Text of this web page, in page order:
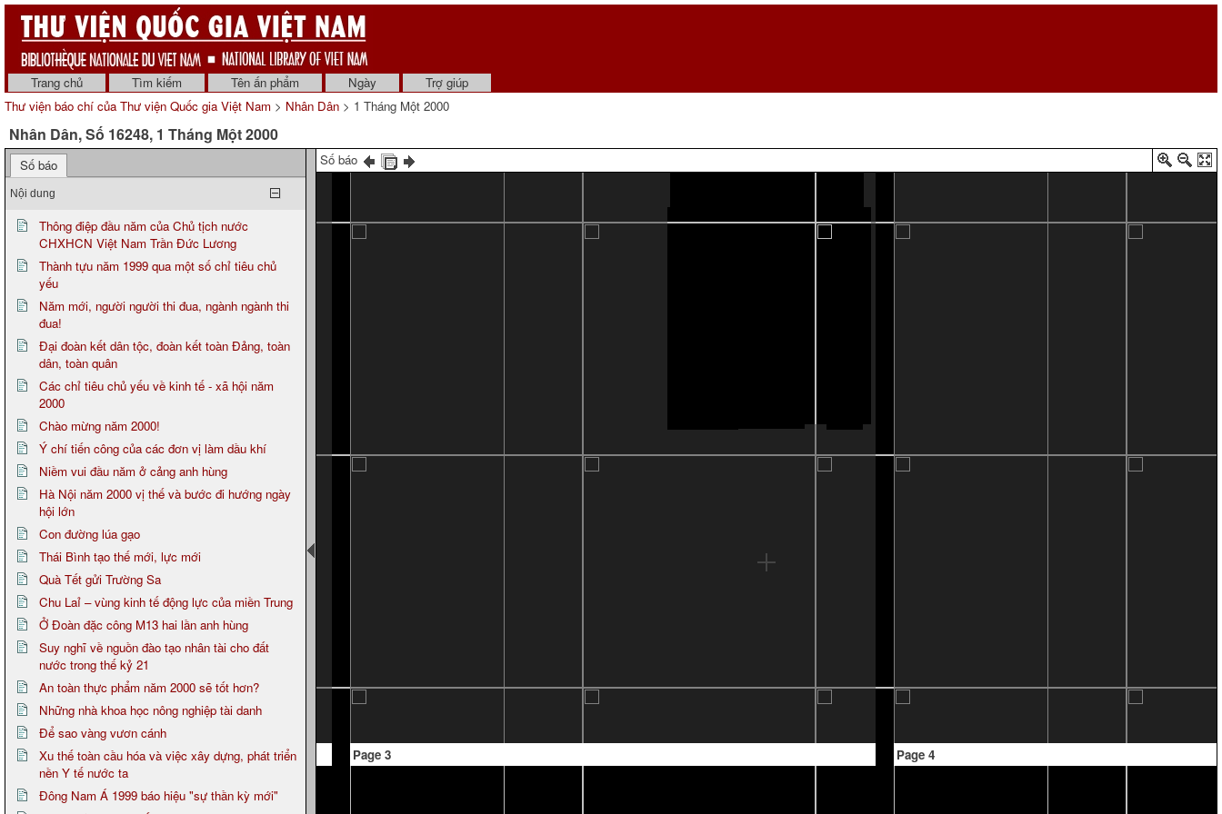
Trang chủ Tìm kiếm Tên ấn phẩm Ngày
Trợ giúp
Thư viện báo chí của Thư viện Quốc gia Việt Nam > Nhân Dân > 1 Tháng Một 2000
Nhân Dân, Số 16248, 1 Tháng Một 2000
Số báo
Nội dung
Thông điệp đầu năm của Chủ tịch nước
CHXHCN Việt Nam Trần Đức Lương
Thành tựu năm 1999 qua một số chỉ tiêu chủ
yếu
Năm mới, người người thi đua, ngành ngành thi
đua!
Đại đoàn kết dân tộc, đoàn kết toàn Đảng, toàn
dân, toàn quân
Các chỉ tiêu chủ yếu về kinh tế - xã hội năm
2000
Chào mừng năm 2000!
Ý chí tiến công của các đơn vị làm dầu khí
Niềm vui đầu năm ở cảng anh hùng
Hà Nội năm 2000 vị thế và bước đi hướng ngày
hội lớn
Con đường lúa gạo
Thái Bình tạo thế mới, lực mới
Quà Tết gửi Trường Sa
Chu Laỉ – vùng kinh tế động lực của miền Trung
Ở Đoàn đặc công M13 hai lần anh hùng
Suy nghĩ về nguồn đào tạo nhân tài cho đất
nước trong thế kỷ 21
An toàn thực phẩm năm 2000 sẽ tốt hơn?
Những nhà khoa học nông nghiệp tài danh
Để sao vàng vươn cánh
Xu thế toàn cầu hóa và việc xây dựng, phát triển
nền Y tế nước ta
Đông Nam Á 1999 báo hiệu "sự thần kỳ mới"
Số báo
Page 4
Page 3